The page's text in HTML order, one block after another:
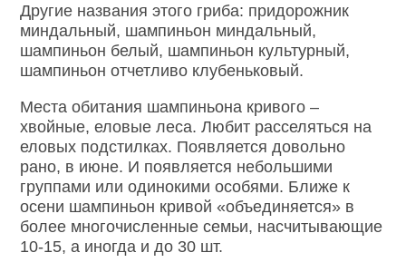
Другие названия этого гриба: придорожник
миндальный, шампиньон миндальный,
шампиньон белый, шампиньон культурный,
шампиньон отчетливо клубеньковый.
Места обитания шампиньона кривого –
хвойные, еловые леса. Любит расселяться на
еловых подстилках. Появляется довольно
рано, в июне. И появляется небольшими
группами или одинокими особями. Ближе к
осени шампиньон кривой «объединяется» в
более многочисленные семьи, насчитывающие
10-15, а иногда и до 30 шт.